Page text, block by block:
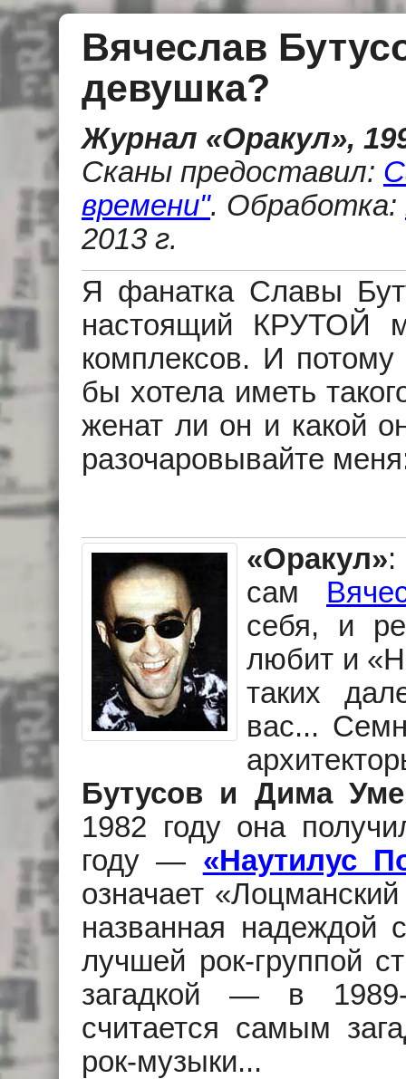
Вячеслав
девушка?
Журнал «Оракул»,
Сканы предоставил:
времени". Обработка:
2013 г.
Я фанатка Славы
настоящий КРУТОЙ
комплексов. И
бы хотела иметь
женат ли он и какой
разочаровывайте
«Оракул»:
сам
себя, и
любит и
таких
вас...
Бутусов и Дима
1982 году она
году — «Наутилус
означает
названная надеждой
лучшей рок-группой
загадкой — в
считается самым
рок-музыки...